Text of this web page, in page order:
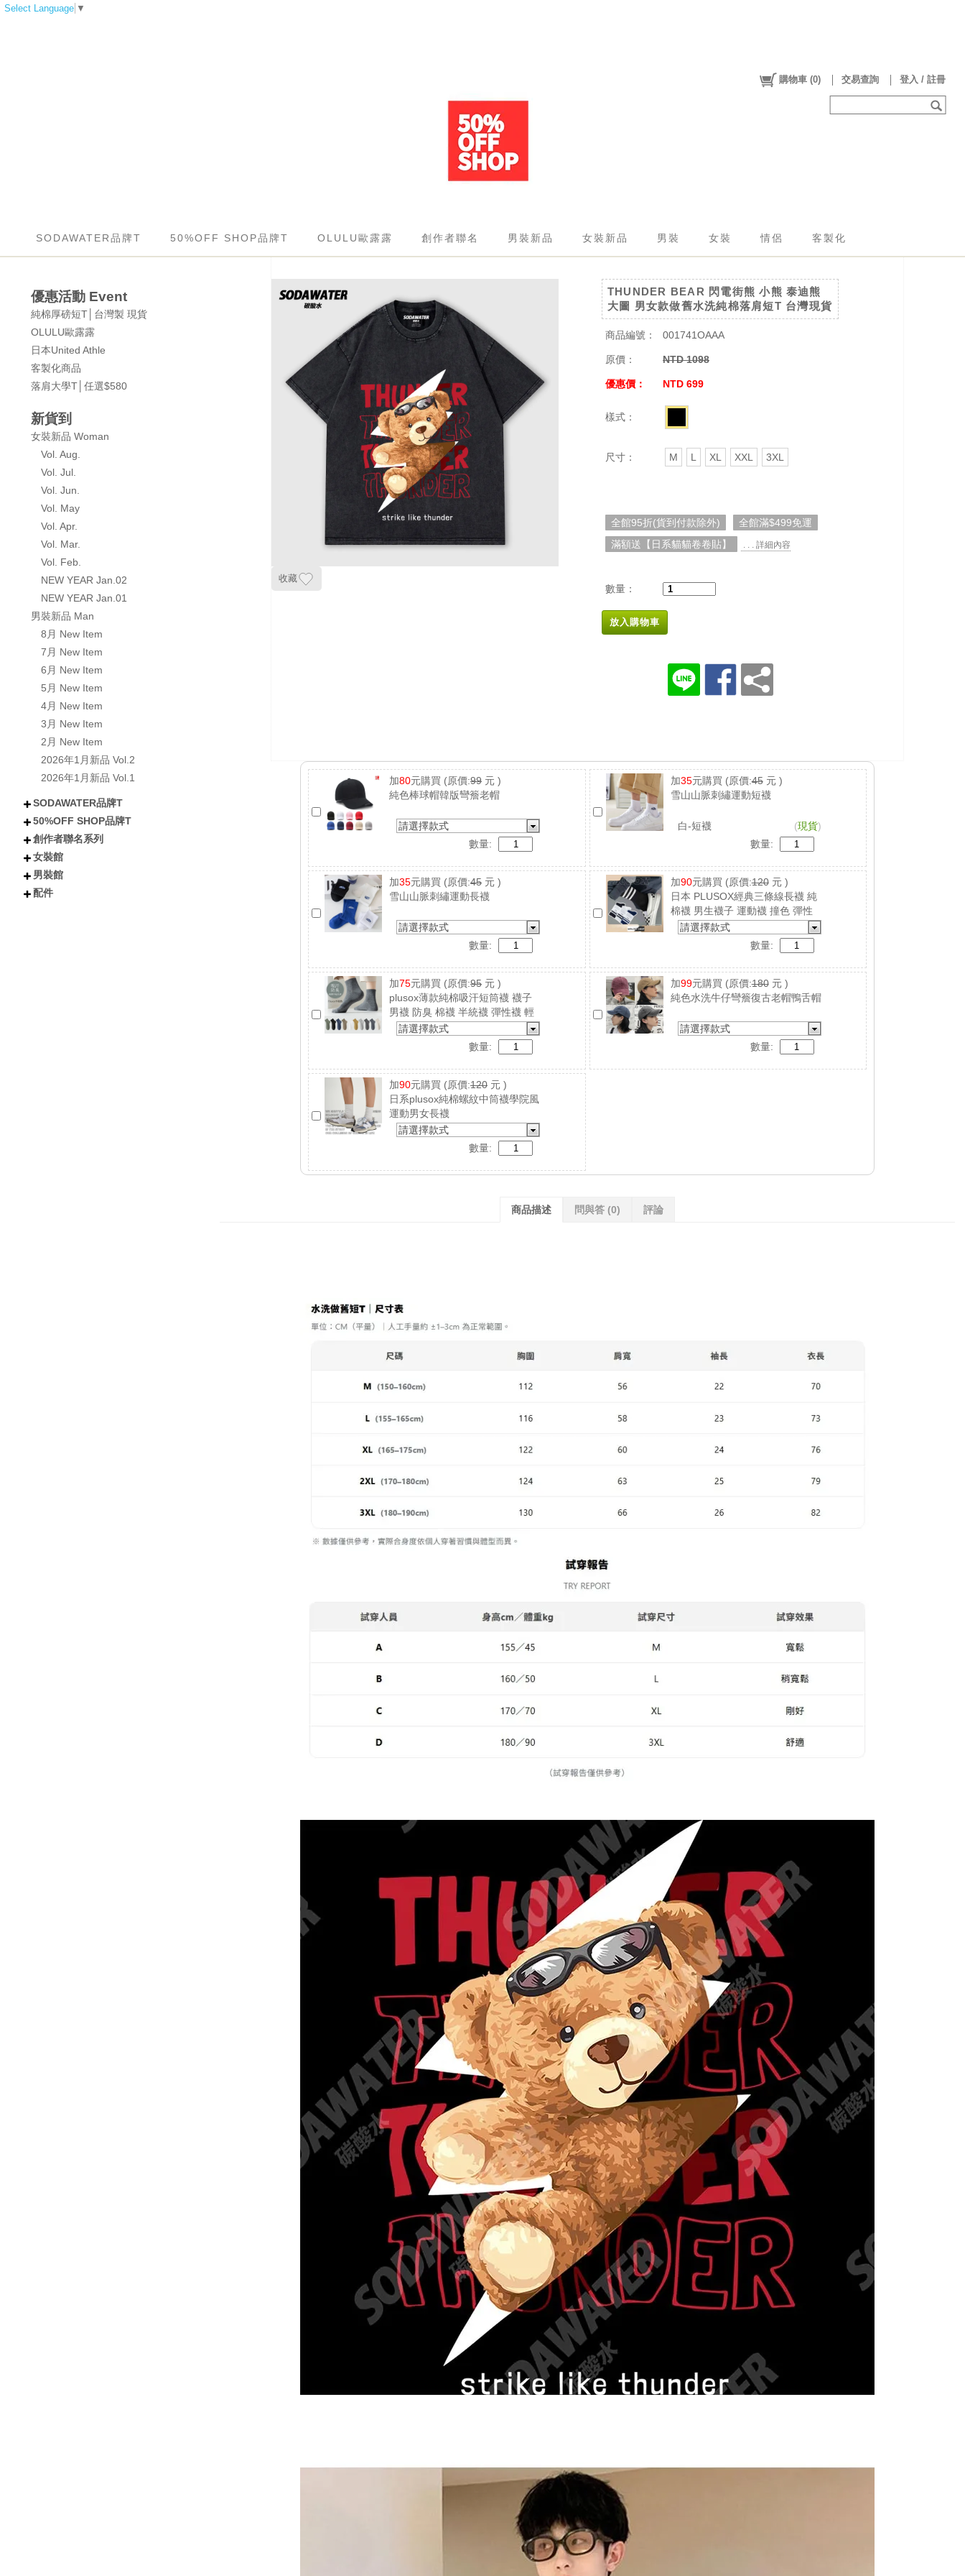
Select Language ▼
SODAWATER品牌T 50%OFF SHOP品牌T OLULU歐露露 創作者聯名 男裝新品 女裝新品 男裝 女裝 情侶 客製化
購物車 (0) 交易查詢 登入 / 註冊
優惠活動 Event
純棉厚磅短T│台灣製 現貨
OLULU歐露露
日本United Athle
客製化商品
落肩大學T│任選$580
新貨到
女裝新品 Woman
Vol. Aug.
Vol. Jul.
Vol. Jun.
Vol. May
Vol. Apr.
Vol. Mar.
Vol. Feb.
NEW YEAR Jan.02
NEW YEAR Jan.01
男裝新品 Man
8月 New Item
7月 New Item
6月 New Item
5月 New Item
4月 New Item
3月 New Item
2月 New Item
2026年1月新品 Vol.2
2026年1月新品 Vol.1
SODAWATER品牌T
不分類
全部短袖商品
全部長袖商品
全部外套COAT
喵汪星人
小熊│泰迪熊
有梗文字TEE
Y2K
美式風格
日式風格
戰國貓大人
肌肉地獄
暗黑
50%OFF SHOP品牌T
不分類
所有短袖商品
所有涼感抗UV機能T
所有長袖商品
貓貓
狗狗
小熊
下午茶甜點
卡通
潮流
創作者聯名系列
不分類
沐琳星綻Universe
日下みゆき
阿香啵啵
Kono可諾
小舒舒
吃貨少女あか
奶加
鳥人瑞克斯
貝莉蒂絲
兔森森
米歪
蜜糖貓
Mineko_meow
煥悅工作室聯名
海王u魚
悠五 YuWu
擔擔麵
晴海はるみ
河豚小妞
酒咪
天奈莓璐 聯名
野生的淡水人 聯名
他(子) 聯名
夏琳(阿琳阿琳琳)聯名
雷德古雷夫 聯名
迪亞雜藝舖 聯名
熙潞姆 Shirumu聯名
嘎旋旋 聯名
霓茶 聯名
白兔兔兔聯名
Sam Bai✦ 桑唄✦聯名
咪寶 聯名
彌羽ゆう 聯名
柔一口甜 聯名
プラチナ普拉祈娜 聯名款
波風水雞 聯名
諾芙.exe聯名
鼠芝ミルチ 聯名
大鴉 聯名
蜜柑あいみ 聯名
來楽 聯名
緋嫣_睡眠ドーナツ聯名
伊德海拉ヽ 聯名
夢寐愛姆ユメビエム 聯名
吾貓ねこです聯名
阡狐Huni聯名
喇密聯名
阿栗栗聯名
皮立聯名
清玉聯名
水兔海聯名
諾櫻Noe聯名
日本曼生活聯名
萬萬丶聯名
米哇哇みわわ聯名
茶茶狐聯名
阿尼婪聯名
朶菟菈聯名
爪爪貓聯名
天奈雪羽聯名
黑狐洛克
夜某YamOuO聯名
綿羽ミルフィ
七兔なよみ聯名
小靜しずか聯名
楓棠兒聯名
嶺上荏染聯名
滔滔ラ聯名
橙雨沐沿聯名
五十鈴抹茶糰子
浮浪x飛行者
女裝館
不分類
上衣
短袖
長袖
連衣裙
雪紡/針織
襯衫
套裝
背心
下身
短褲
長褲
短裙
長裙
外套
夾克
風衣
牛仔外套
鋪棉外套
毛衣外套
女鞋
配件
襪子
包包
男裝館
不分類
上衣
外套
褲子
配件
配件
收藏
THUNDER BEAR 閃電街熊 小熊 泰迪熊
大圖 男女款做舊水洗純棉落肩短T 台灣現貨
商品編號： 001741OAAA
原價： NTD 1098
優惠價： NTD 699
樣式：
尺寸： M L XL XXL 3XL
全館95折(貨到付款除外)
全館滿$499免運
滿額送【日系貓貓卷卷貼】
. . . 詳細內容
數量：
放入購物車
加80元購買 (原價:99 元 )
純色棒球帽韓版彎簷老帽
請選擇款式
數量:
加35元購買 (原價:45元 )
雪山山脈刺繡運動短襪
白-短襪 (現貨)
數量:
加35元購買 (原價:45 元 )
雪山山脈刺繡運動長襪
請選擇款式
數量:
加90元購買 (原價:120元 )
日本 PLUSOX經典三條線長襪 純
棉襪 男生襪子 運動襪 撞色 彈性
襪 吸汗 防臭
請選擇款式
數量:
加75元購買 (原價:95 元 )
plusox薄款純棉吸汗短筒襪 襪子
男襪 防臭 棉襪 半統襪 彈性襪 輕
薄透氣
請選擇款式
數量:
加99元購買 (原價:180元 )
純色水洗牛仔彎簷復古老帽鴨舌帽
請選擇款式
數量:
加90元購買 (原價:120 元 )
日系plusox純棉螺紋中筒襪學院風
運動男女長襪
請選擇款式
數量:
商品描述 問與答 (0) 評論